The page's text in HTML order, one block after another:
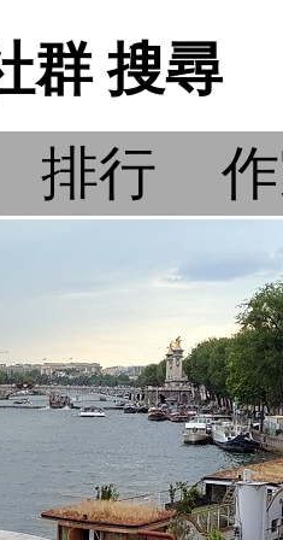
群 搜尋
排行